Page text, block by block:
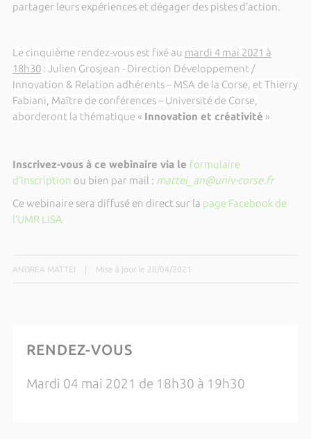
partager leurs expériences et dégager des pistes d’action.
Le cinquième rendez-vous est fixé au mardi 4 mai 2021 à
18h30: Julien Grosjean - Direction Développement /
Innovation & Relation adhérents – MSA de la Corse, et Thierry
Fabiani, Maître de conférences – Université de Corse,
aborderont la thématique « Innovation et créativité »
Inscrivez-vous à ce webinaire via le formulaire
d’inscription ou bien par mail : mattei_an@univ-corse.fr
Ce webinaire sera diffusé en direct sur la page Facebook de
l’UMR LISA
ANDREA MATTEI Mise à jour le 28/04/2021
RENDEZ-VOUS
Mardi 04 mai 2021 de 18h30 à 19h30